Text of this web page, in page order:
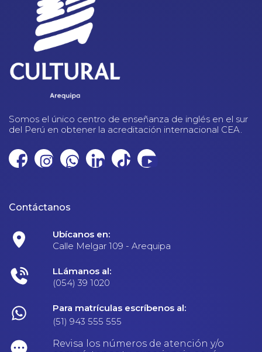
Somos el único centro de enseñanza de inglés en el sur
del Perú en obtener la acreditación internacional CEA.
Contáctanos
Ubícanos en:
Calle Melgar 109 - Arequipa
LLámanos al:
(054) 39 1020
Para matrículas escríbenos al:
(51) 943 555 555
Revisa los números de atención y/o